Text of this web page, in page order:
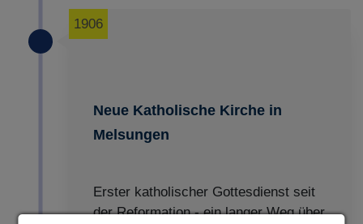
Neue Katholische Kirche in
Melsungen
1906
Erster katholischer Gottesdienst seit
der Reformation - ein langer Weg über